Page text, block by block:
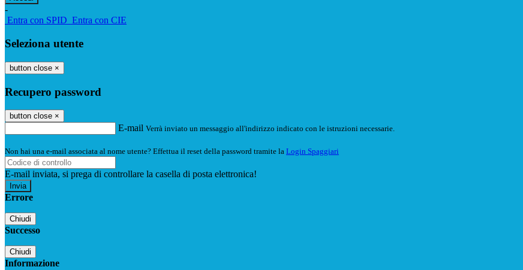
-
Entra con SPID Entra con CIE
Seleziona utente
button close ×
Recupero password
button close ×
E-mail Verrà inviato un messaggio all'indirizzo indicato con le istruzioni necessarie.
Non hai una e-mail associata al nome utente? Effettua il reset della password tramite la Login Spaggiari
E-mail inviata, si prega di controllare la casella di posta elettronica!
Errore
Chiudi
Successo
Chiudi
Informazione